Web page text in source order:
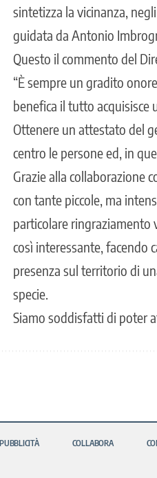
sintetizza la vicinanza,
guidata da Antonio
Questo il commento del
“È sempre un gradito
benefica il tutto acquisisce
Ottenere un attestato del
centro le persone ed, in
Grazie alla collaborazione
con tante piccole, ma
particolare ringraziamento
così interessante, facendo
presenza sul territorio di
specie.
Siamo soddisfatti di poter
PUBBLICITÀ COLLABORA